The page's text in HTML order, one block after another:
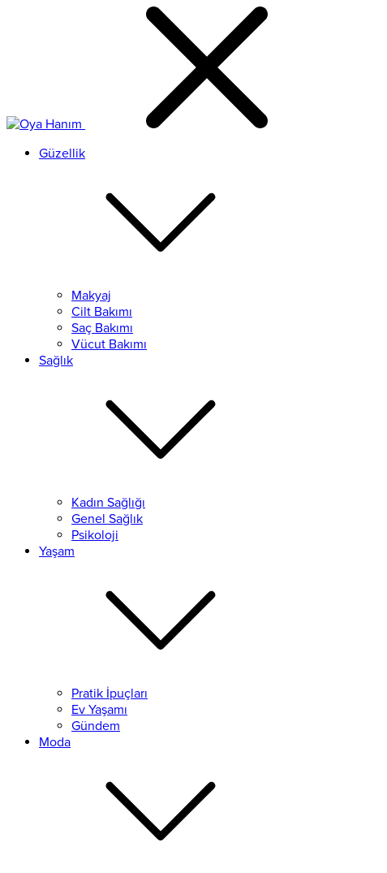
Güzellik
Makyaj
Cilt Bakımı
Saç Bakımı
Vücut Bakımı
Sağlık
Kadın Sağlığı
Genel Sağlık
Psikoloji
Yaşam
Pratik İpuçları
Ev Yaşamı
Gündem
Moda